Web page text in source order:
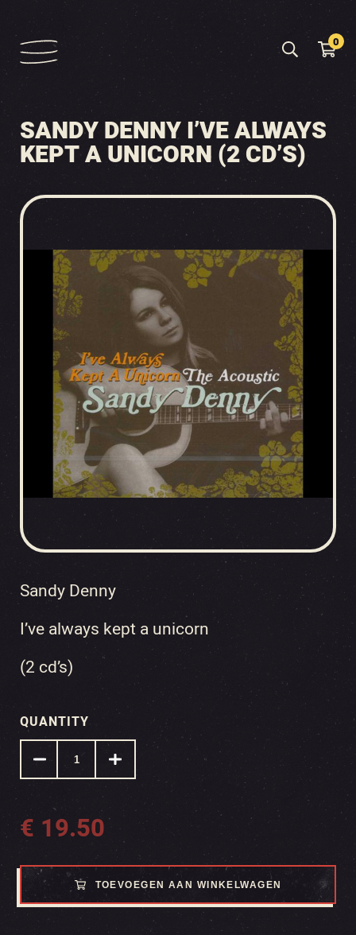
0
SANDY DENNY I’VE ALWAYS
KEPT A UNICORN (2 CD’S)
Sandy Denny
I’ve always kept a unicorn
(2 cd’s)
QUANTITY
€ 19.50
TOEVOEGEN AAN WINKELWAGEN